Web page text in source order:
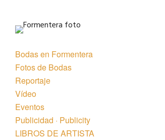
Bodas en Formentera
Fotos de Bodas
Reportaje
Vídeo
Eventos
Publicidad · Publicity
LIBROS DE ARTISTA